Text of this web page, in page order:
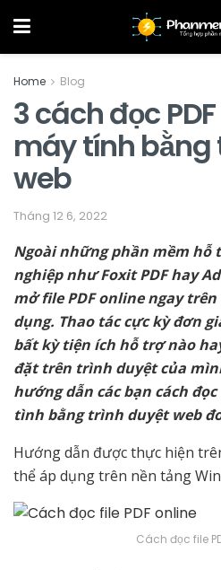
Home Blog
3 cách đọc
máy tính bằng
web
Tháng 12 6, 2022
Ngoài những phần mềm hỗ
nghiệp như Foxit PDF hay
mở file PDF online ngay
dụng. Thao tác cực kỳ đơn
bất kỳ tiện ích hỗ trợ nào
đặt trên trình duyệt của
hướng dẫn các bạn cách
tình bằng trình duyệt web
Hướng dẫn được thực hiện
thể áp dụng trên nền tảng
Cách đọc file